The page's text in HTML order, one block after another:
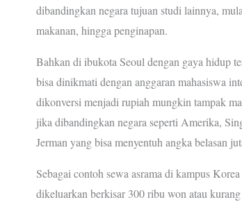
dibandingkan negara tujuan studi lainnya,
makanan, hingga penginapan.
Bahkan di ibukota Seoul dengan gaya hidup
bisa dinikmati dengan anggaran mahasiswa
dikonversi menjadi rupiah mungkin tampak
jika dibandingkan negara seperti Amerika,
Jerman yang bisa menyentuh angka belasan
Sebagai contoh sewa asrama di kampus
dikeluarkan berkisar 300 ribu won atau